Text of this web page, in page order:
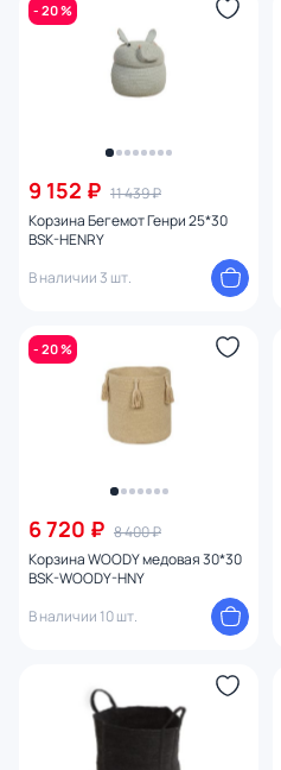
- 20 %
9 152 ₽ 11 439 ₽
Корзина Бегемот Генри 25*30
BSK-HENRY
В наличии 3 шт.
- 20 %
6 720 ₽ 8 400 ₽
Корзина WOODY медовая 30*30
BSK-WOODY-HNY
В наличии 10 шт.